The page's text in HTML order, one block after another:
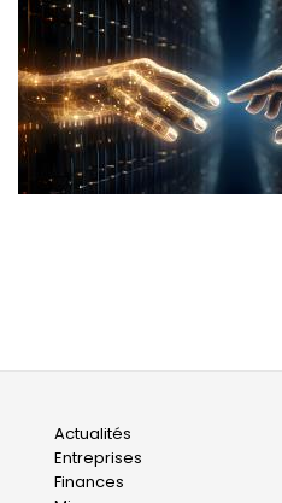
Main
navigation
Actualités
Entreprises
Finances